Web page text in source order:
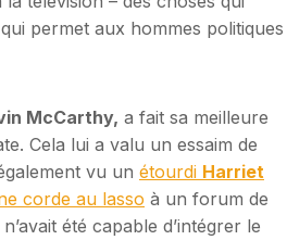
permet aux hommes politiques
McCarthy, a fait sa meilleure
Cela lui a valu un essaim de
vu un étourdi Harriet
corde au lasso à un forum de
été capable d’intégrer le